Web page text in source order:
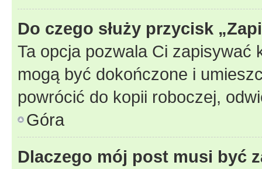
Do czego służy przycisk
Ta opcja pozwala Ci zapisywać
mogą być dokończone i
powrócić do kopii roboczej,
Góra
Dlaczego mój post musi być